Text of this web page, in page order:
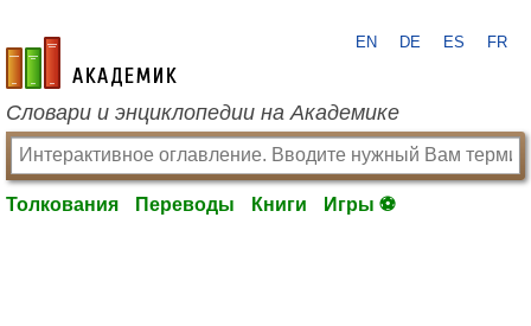
academic.ru
EN DE ES FR
Словари и энциклопедии на Академике
Толкования Переводы Книги Игры ⚽